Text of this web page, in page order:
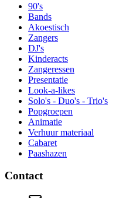
90's
Bands
Akoestisch
Zangers
DJ's
Kinderacts
Zangeressen
Presentatie
Look-a-likes
Solo's - Duo's - Trio's
Popgroepen
Animatie
Verhuur materiaal
Cabaret
Paashazen
Contact